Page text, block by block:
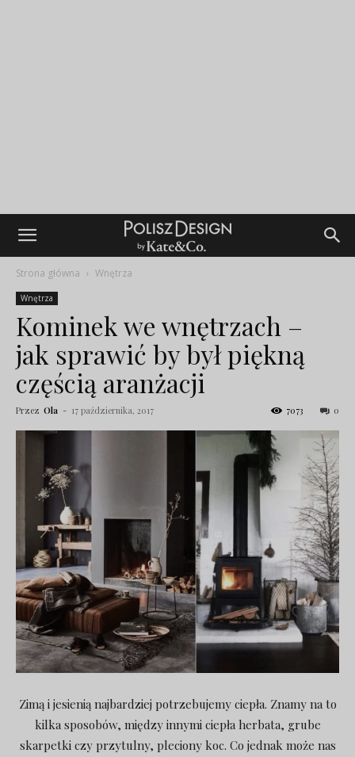
Strona główna Wnętrza
Wnętrza
Kominek we wnętrzach –
jak sprawić by był piękną
częścią aranżacji
Przez Ola - 17 października, 2017 0
7073
Zimą i jesienią najbardziej potrzebujemy ciepła. Znamy na to
kilka sposobów, między innymi ciepła herbata, grube
skarpetki czy przytulny, pleciony koc. Co jednak może nas